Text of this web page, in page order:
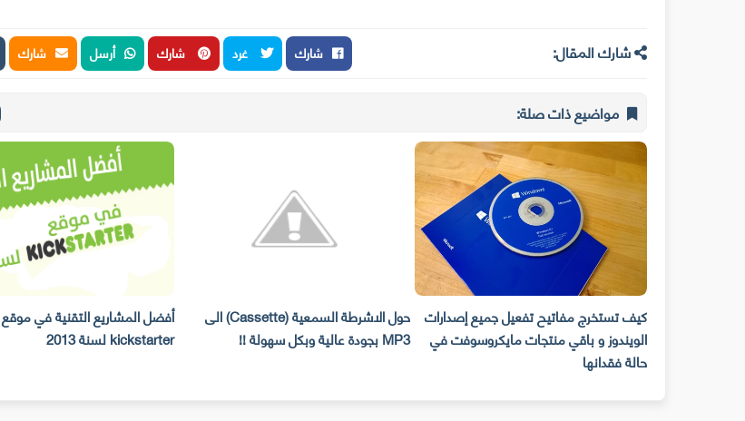
شارك المقال: شارك غرد شارك أرسل شارك
مواضيع ذات صلة:
كيف تستخرج مفاتيح تفعيل جميع إصدارات
الويندوز و باقي منتجات مايكروسوفت في
حالة فقدانها
حول الاشرطة السمعية (Cassette) الى
MP3 بجودة عالية وبكل سهولة !!
أفضل المشاريع التقنية في موقع
kickstarter لسنة 2013